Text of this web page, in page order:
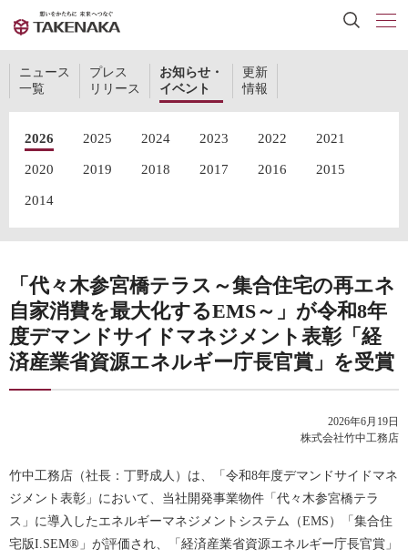
ニュース
一覧
プレス
リリース
お知らせ・
イベント
更新
情報
2026 2025 2024 2023 2022 2021
2020 2019 2018 2017 2016 2015
2014
「代々木参宮橋テラス～集合住宅の再エネ
自家消費を最大化するEMS～」が令和8年
度デマンドサイドマネジメント表彰「経
済産業省資源エネルギー庁長官賞」を受賞
2026年6月19日
株式会社竹中工務店
竹中工務店（社長：丁野成人）は、「令和8年度デマンドサイドマネ
ジメント表彰」において、当社開発事業物件「代々木参宮橋テラ
ス」に導入したエネルギーマネジメントシステム（EMS）「集合住
宅版I.SEM®」が評価され、「経済産業省資源エネルギー庁長官賞」